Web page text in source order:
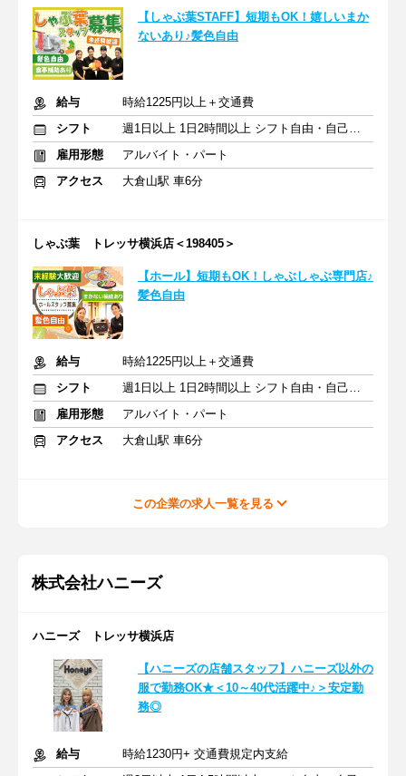
【しゃぶ葉STAFF】短期もOK！嬉しいまか
ないあり♪髪色自由
給与
時給1225円以上＋交通費
シフト
週1日以上 1日2時間以上 シフト自由・自己申告
雇用形態
アルバイト・パート
アクセス
大倉山駅 車6分
しゃぶ葉 トレッサ横浜店＜198405＞
【ホール】短期もOK！しゃぶしゃぶ専門店♪
髪色自由
給与
時給1225円以上＋交通費
シフト
週1日以上 1日2時間以上 シフト自由・自己申告
雇用形態
アルバイト・パート
アクセス
大倉山駅 車6分
この企業の求人一覧を見る
株式会社ハニーズ
ハニーズ トレッサ横浜店
【ハニーズの店舗スタッフ】ハニーズ以外の
服で勤務OK★＜10～40代活躍中♪＞安定勤
務◎
給与
時給1230円+ 交通費規定内支給